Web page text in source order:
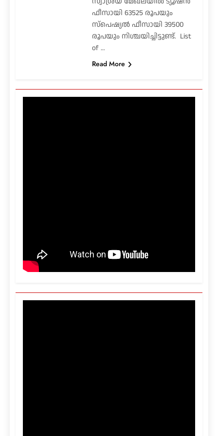
ഫീസായി 63525 രൂപയും
സ്പെഷ്യൽ ഫീസായി 39500
രൂപയും നിശ്ചയിച്ചിട്ടുണ്ട്. List
of …
Read More